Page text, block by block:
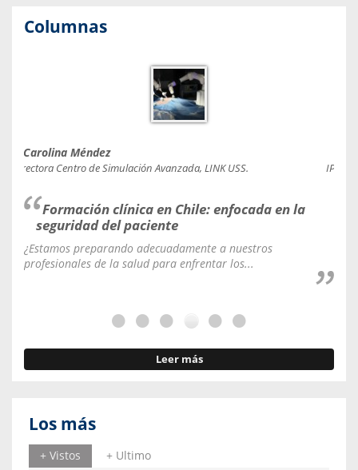
Columnas
Carolina Méndez
Directora Centro de Simulación Avanzada, LINK USS.
Formación clínica en Chile: enfocada en la
seguridad del paciente
¿Estamos preparando adecuadamente a nuestros
profesionales de la salud para enfrentar los...
Leer más
Los más
+ Vistos
+ Ultimo